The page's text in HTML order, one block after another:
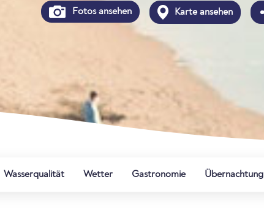
Fotos ansehen Karte ansehen
Wasserqualität Wetter Gastronomie Übernachtung